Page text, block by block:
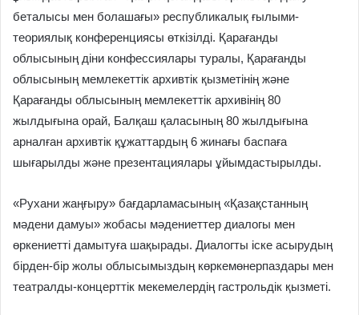
беталысы мен болашағы» республикалық ғылыми-
теориялық конференциясы өткізілді. Қарағанды
облысының діни конфессиялары туралы, Қарағанды
облысының мемлекеттік архивтік қызметінің және
Қарағанды облысының мемлекеттік архивінің 80
жылдығына орай, Балқаш қаласының 80 жылдығына
арналған архивтік құжаттардың 6 жинағы баспаға
шығарылды және презентациялары ұйымдастырылды.
«Рухани жаңғыру» бағдарламасының «Қазақстанның
мәдени дамуы» жобасы мәдениеттер диалогы мен
өркениетті дамытуға шақырады. Диалогты іске асырудың
бірден-бір жолы облысымыздың көркемөнерпаздары мен
театралды-концерттік мекемелердің гастрольдік қызметі.